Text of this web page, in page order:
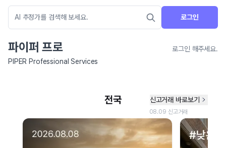
로그인
파이퍼 프로
로그인 해주세요.
PIPER Professional Services